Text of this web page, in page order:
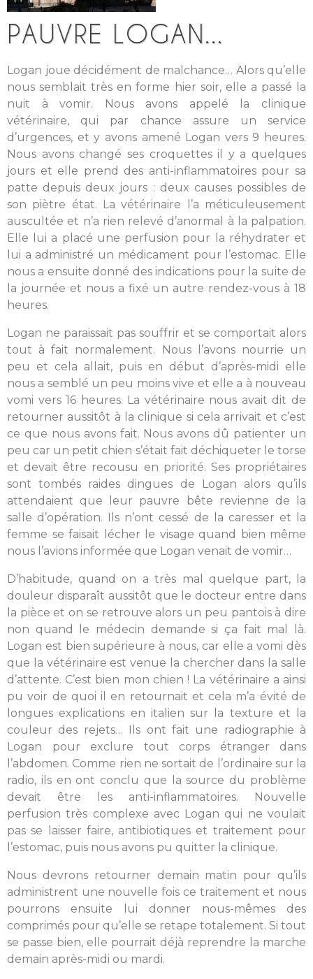
PAUVRE LOGAN...
Logan joue décidément de malchance… Alors qu’elle
nous semblait très en forme hier soir, elle a passé la
nuit à vomir. Nous avons appelé la clinique
vétérinaire, qui par chance assure un service
d’urgences, et y avons amené Logan vers 9 heures.
Nous avons changé ses croquettes il y a quelques
jours et elle prend des anti-inflammatoires pour sa
patte depuis deux jours : deux causes possibles de
son piètre état. La vétérinaire l’a méticuleusement
auscultée et n’a rien relevé d’anormal à la palpation.
Elle lui a placé une perfusion pour la réhydrater et
lui a administré un médicament pour l’estomac. Elle
nous a ensuite donné des indications pour la suite de
la journée et nous a fixé un autre rendez-vous à 18
heures.
Logan ne paraissait pas souffrir et se comportait alors
tout à fait normalement. Nous l’avons nourrie un
peu et cela allait, puis en début d’après-midi elle
nous a semblé un peu moins vive et elle a à nouveau
vomi vers 16 heures. La vétérinaire nous avait dit de
retourner aussitôt à la clinique si cela arrivait et c’est
ce que nous avons fait. Nous avons dû patienter un
peu car un petit chien s’était fait déchiqueter le torse
et devait être recousu en priorité. Ses propriétaires
sont tombés raides dingues de Logan alors qu’ils
attendaient que leur pauvre bête revienne de la
salle d’opération. Ils n’ont cessé de la caresser et la
femme se faisait lécher le visage quand bien même
nous l’avions informée que Logan venait de vomir…
D’habitude, quand on a très mal quelque part, la
douleur disparaît aussitôt que le docteur entre dans
la pièce et on se retrouve alors un peu pantois à dire
non quand le médecin demande si ça fait mal là.
Logan est bien supérieure à nous, car elle a vomi dès
que la vétérinaire est venue la chercher dans la salle
d’attente. C’est bien mon chien ! La vétérinaire a ainsi
pu voir de quoi il en retournait et cela m’a évité de
longues explications en italien sur la texture et la
couleur des rejets… Ils ont fait une radiographie à
Logan pour exclure tout corps étranger dans
l’abdomen. Comme rien ne sortait de l’ordinaire sur la
radio, ils en ont conclu que la source du problème
devait être les anti-inflammatoires. Nouvelle
perfusion très complexe avec Logan qui ne voulait
pas se laisser faire, antibiotiques et traitement pour
l’estomac, puis nous avons pu quitter la clinique.
Nous devrons retourner demain matin pour qu’ils
administrent une nouvelle fois ce traitement et nous
pourrons ensuite lui donner nous-mêmes des
comprimés pour qu’elle se retape totalement. Si tout
se passe bien, elle pourrait déjà reprendre la marche
demain après-midi ou mardi.